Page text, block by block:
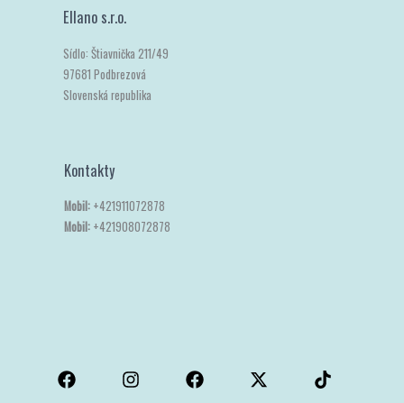
Ellano s.r.o.
Sídlo: Štiavnička 211/49
97681 Podbrezová
Slovenská republika
Kontakty
Mobil: +421911072878
Mobil: +421908072878